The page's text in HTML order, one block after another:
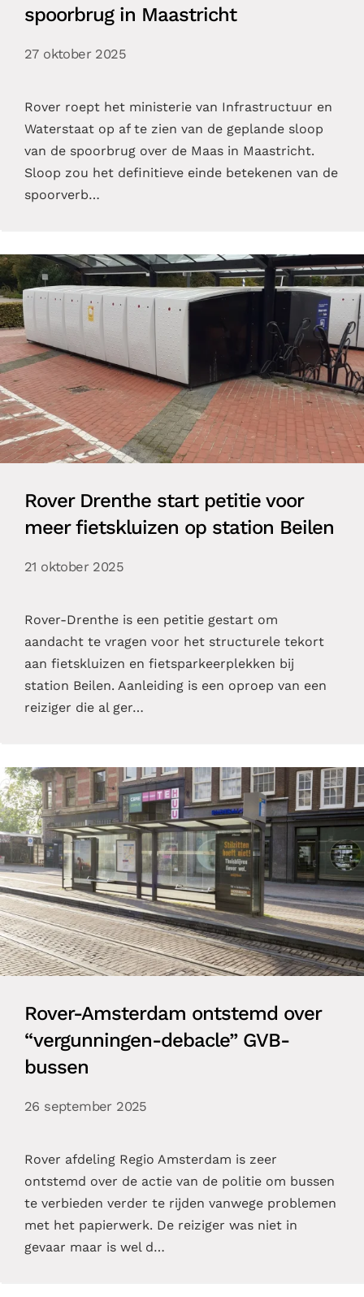
spoorbrug in Maastricht
27 oktober 2025
Rover roept het ministerie van Infrastructuur en
Waterstaat op af te zien van de geplande sloop
van de spoorbrug over de Maas in Maastricht.
Sloop zou het definitieve einde betekenen van de
spoorverb…
Rover Drenthe start petitie voor
meer fietskluizen op station Beilen
21 oktober 2025
Rover-Drenthe is een petitie gestart om
aandacht te vragen voor het structurele tekort
aan fietskluizen en fietsparkeerplekken bij
station Beilen. Aanleiding is een oproep van een
reiziger die al ger…
Rover-Amsterdam ontstemd over
“vergunningen-debacle” GVB-
bussen
26 september 2025
Rover afdeling Regio Amsterdam is zeer
ontstemd over de actie van de politie om bussen
te verbieden verder te rijden vanwege problemen
met het papierwerk. De reiziger was niet in
gevaar maar is wel d…